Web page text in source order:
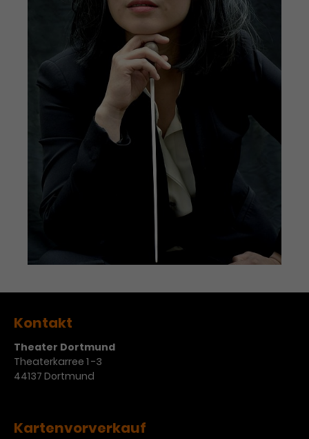
Kontakt
Theater Dortmund
Theaterkarree 1 -3
44137 Dortmund
Kartenvorverkauf